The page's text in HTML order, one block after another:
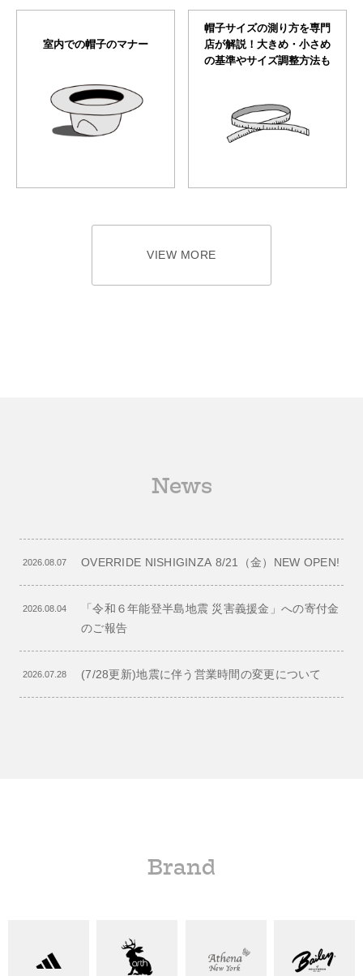
室内での帽子のマナー
帽子サイズの測り方を専門
店が解説！大きめ・小さめ
の基準やサイズ調整方法も
VIEW MORE
News
2026.08.07 OVERRIDE NISHIGINZA 8/21（金）NEW OPEN!
2026.08.04
「令和６年能登半島地震 災害義援金」への寄付金
のご報告
2026.07.28 (7/28更新)地震に伴う営業時間の変更について
Brand